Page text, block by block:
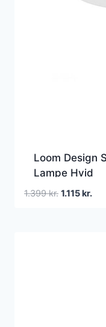
Loom Design
Lampe Hvid
1.399kr. Den
1.115kr.Den